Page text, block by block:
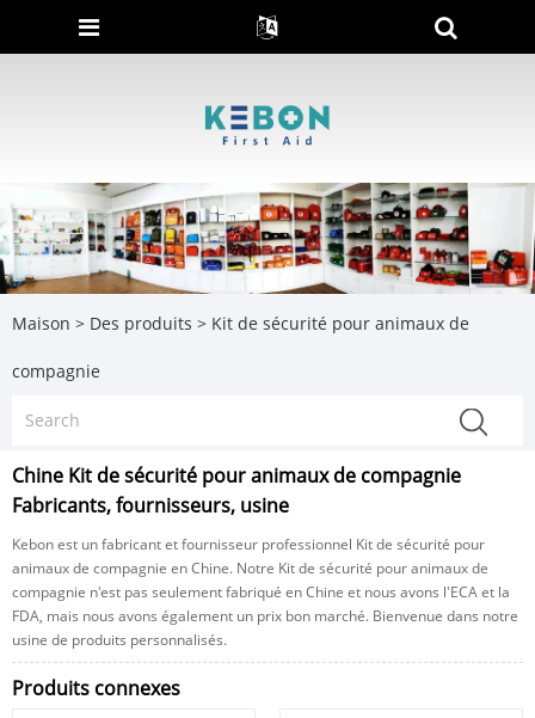
Maison > Des produits > Kit de sécurité pour animaux de
compagnie
Chine Kit de sécurité pour animaux de compagnie
Fabricants, fournisseurs, usine
Kebon est un fabricant et fournisseur professionnel Kit de sécurité pour
animaux de compagnie en Chine. Notre Kit de sécurité pour animaux de
compagnie n'est pas seulement fabriqué en Chine et nous avons l'ECA et la
FDA, mais nous avons également un prix bon marché. Bienvenue dans notre
usine de produits personnalisés.
Produits connexes